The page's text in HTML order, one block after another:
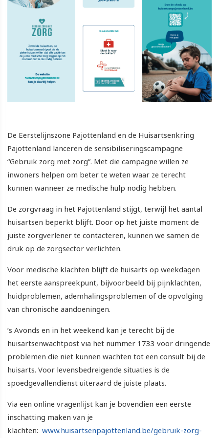
De Eerstelijnszone Pajottenland en de Huisartsenkring
Pajottenland lanceren de sensibiliseringscampagne
“Gebruik zorg met zorg”. Met die campagne willen ze
inwoners helpen om beter te weten waar ze terecht
kunnen wanneer ze medische hulp nodig hebben.
De zorgvraag in het Pajottenland stijgt, terwijl het aantal
huisartsen beperkt blijft. Door op het juiste moment de
juiste zorgverlener te contacteren, kunnen we samen de
druk op de zorgsector verlichten.
Voor medische klachten blijft de huisarts op weekdagen
het eerste aanspreekpunt, bijvoorbeeld bij pijnklachten,
huidproblemen, ademhalingsproblemen of de opvolging
van chronische aandoeningen.
’s Avonds en in het weekend kan je terecht bij de
huisartsenwachtpost via het nummer 1733 voor dringende
problemen die niet kunnen wachten tot een consult bij de
huisarts. Voor levensbedreigende situaties is de
spoedgevallendienst uiteraard de juiste plaats.
Via een online vragenlijst kan je bovendien een eerste
inschatting maken van je
klachten: www.huisartsenpajottenland.be/gebruik-zorg-